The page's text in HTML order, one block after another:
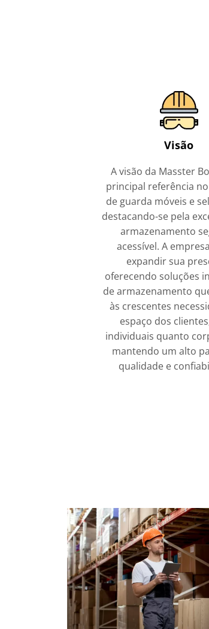
Visão
A visão da Masster
principal referência
de guarda móveis e
destacando-se pela
armazenamento
acessível. A
expandir sua
oferecendo soluções
de armazenamento
às crescentes
espaço dos
individuais quanto
mantendo um alto
qualidade e